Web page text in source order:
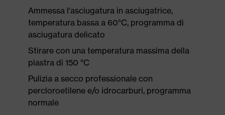
Ammessa l'asciugatura in asciugatrice,
temperatura bassa a 60°C, programma di
asciugatura delicato
Stirare con una temperatura massima della
piastra di 150 °C
Pulizia a secco professionale con
percloroetilene e/o idrocarburi, programma
normale